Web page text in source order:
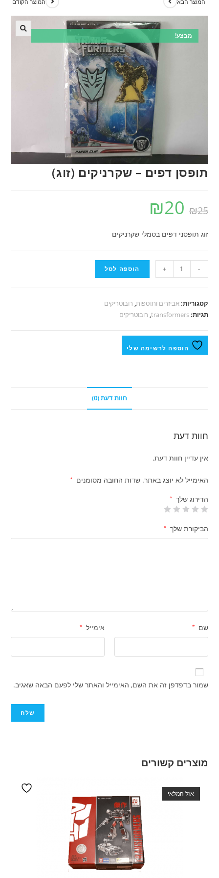
מבצע!
תופסן דפים – שקרניקים (זוג)
₪25
₪20
זוג תופסני דפים בסמלי שקרניקים
-
+ הוספה לסל
קטגוריות:אביזרים ותוספות רובוטריקים
תגיות:transformers רובוטריקים
הוספה לרשימה שלי
חוות דעת (0)
חוות דעת
אין עדיין חוות דעת.
האימייל לא יוצג באתר. שדות החובה מסומנים *
הדירוג שלך *
הביקורת שלך *
שם * אימייל *
שמור בדפדפן זה את השם, האימייל והאתר שלי לפעם הבאה שאגיב.
מוצרים קשורים
אזל המלאי